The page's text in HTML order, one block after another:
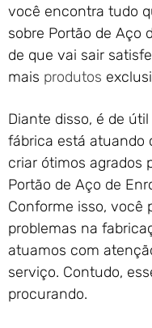
você encontra tudo
sobre Portão de Aço
de que vai sair
mais produtos
Diante disso, é de
fábrica está atuando
criar ótimos agrados
Portão de Aço de
Conforme isso, você
problemas na
atuamos com
serviço. Contudo,
procurando.